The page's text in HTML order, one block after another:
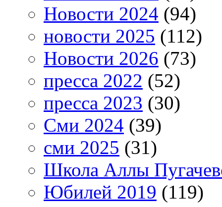
Новости 2024 (94)
новости 2025 (112)
Новости 2026 (73)
пресса 2022 (52)
пресса 2023 (30)
Сми 2024 (39)
сми 2025 (31)
Школа Аллы
Юбилей 2019 (119)